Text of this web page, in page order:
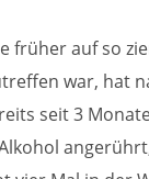
früher auf so
war, hat
seit 3